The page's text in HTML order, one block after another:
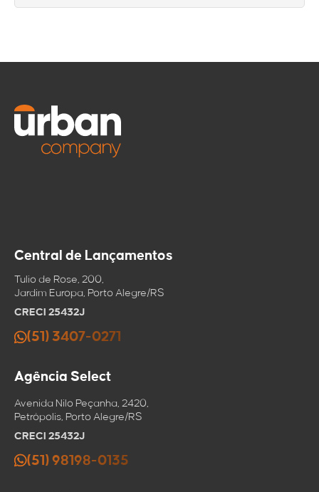
Central de Lançamentos
Tulio de Rose, 200,
Jardim Europa, Porto Alegre/RS
CRECI 25432J
(51) 3407-0271
Agência Select
Avenida Nilo Peçanha, 2420,
Petrópolis, Porto Alegre/RS
CRECI 25432J
(51) 98198-0135